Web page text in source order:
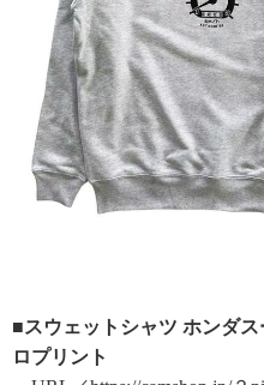
■スウェットシャツ ホンダス
ロプリント